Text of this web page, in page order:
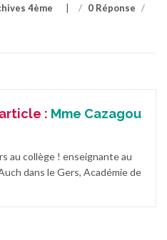
4ème / 0 Réponse /
: Mme Cazagou
au collège ! enseignante au
dans le Gers, Académie de